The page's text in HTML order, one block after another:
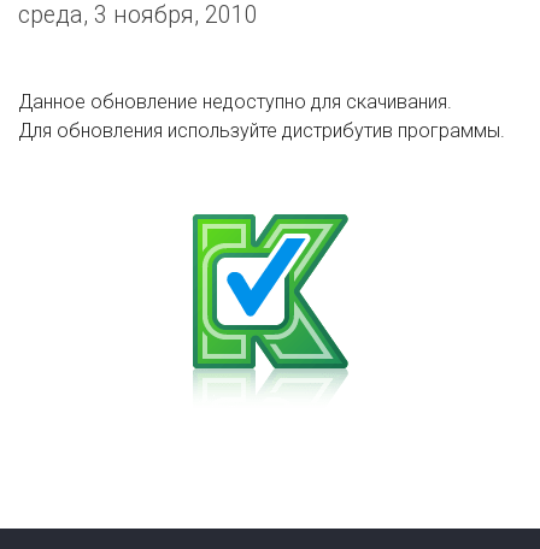
среда, 3 ноября, 2010
Данное обновление недоступно для скачивания.
Для обновления используйте дистрибутив программы.